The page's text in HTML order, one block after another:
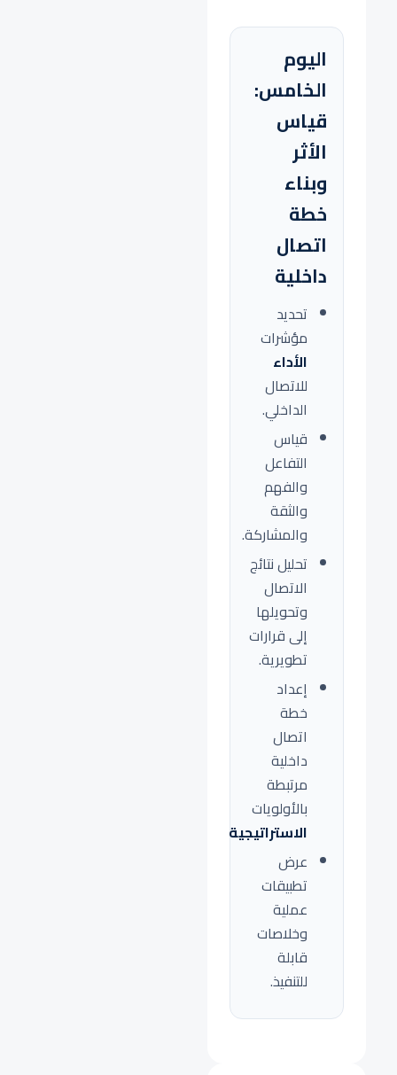
اليوم
الخامس:
قياس
الأثر
وبناء
خطة
اتصال
داخلية
تحديد
مؤشرات
الأداء
للاتصال
الداخلي.
قياس
التفاعل
والفهم
والثقة
والمشاركة.
تحليل نتائج
الاتصال
وتحويلها
إلى قرارات
تطويرية.
إعداد
خطة
اتصال
داخلية
مرتبطة
بالأولويات
الاستراتيجية
عرض
تطبيقات
عملية
وخلاصات
قابلة
للتنفيذ.